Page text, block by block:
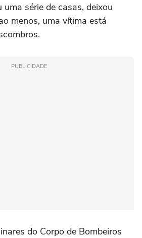
uma série de casas, deixou
menos, uma vítima está
PUBLICIDADE
do Corpo de Bombeiros